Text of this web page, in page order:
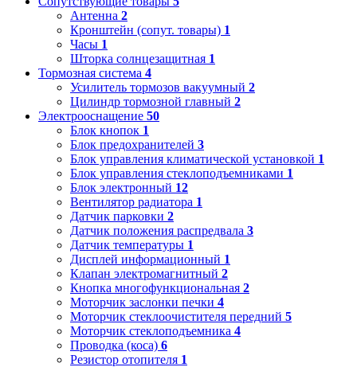
Антенна 2
Кронштейн (сопут. товары) 1
Часы 1
Шторка солнцезащитная 1
Тормозная система 4
Усилитель тормозов вакуумный 2
Цилиндр тормозной главный 2
Электрооснащение 50
Блок кнопок 1
Блок предохранителей 3
Блок управления климатической установкой 1
Блок управления стеклоподъемниками 1
Блок электронный 12
Вентилятор радиатора 1
Датчик парковки 2
Датчик положения распредвала 3
Датчик температуры 1
Дисплей информационный 1
Клапан электромагнитный 2
Кнопка многофункциональная 2
Моторчик заслонки печки 4
Моторчик стеклоочистителя передний 5
Моторчик стеклоподъемника 4
Проводка (коса) 6
Резистор отопителя 1